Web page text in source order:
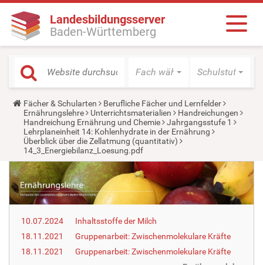
Landesbildungsserver
Baden-Württemberg
Fach wählen Schulstufe
Y
o
u
a
r
e
h
e
r
e
:
Fächer & Schularten
Berufliche Fächer und Lernfelder
Ernährungslehre
Unterrichtsmaterialien
Handreichungen
Handreichung Ernährung und Chemie
Jahrgangsstufe 1
Lehrplaneinheit 14: Kohlenhydrate in der Ernährung
Überblick über die Zellatmung (quantitativ)
14_3_Energiebilanz_Loesung.pdf
10.07.2024
Inhaltsstoffe der Milch
18.11.2021
Gruppenarbeit: Zwischenmolekulare Kräfte
18.11.2021
Gruppenarbeit: Zwischenmolekulare Kräfte